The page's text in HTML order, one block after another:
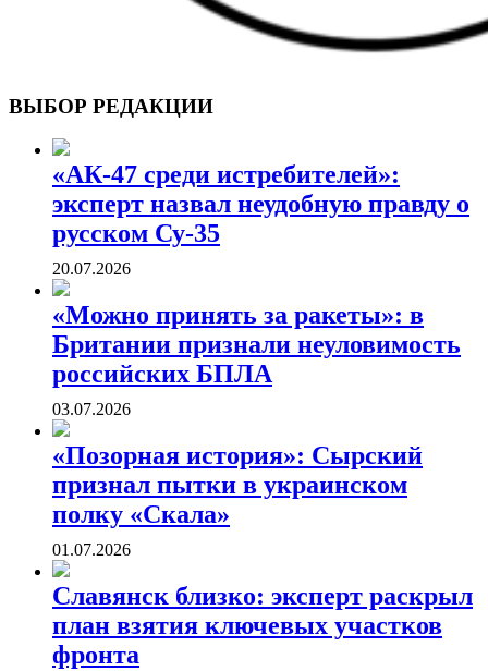
ВОЕННЫЕ СТРАНИЦЫ
СТАТЬИ ВОЕННОЙ ТЕМАТИКИ
ВЫБОР РЕДАКЦИИ
«АК-47 среди истребителей»:
эксперт назвал неудобную правду о
русском Су-35
20.07.2026
«Можно принять за ракеты»: в
Британии признали неуловимость
российских БПЛА
03.07.2026
«Позорная история»: Сырский
признал пытки в украинском
полку «Скала»
01.07.2026
Славянск близко: эксперт раскрыл
план взятия ключевых участков
фронта